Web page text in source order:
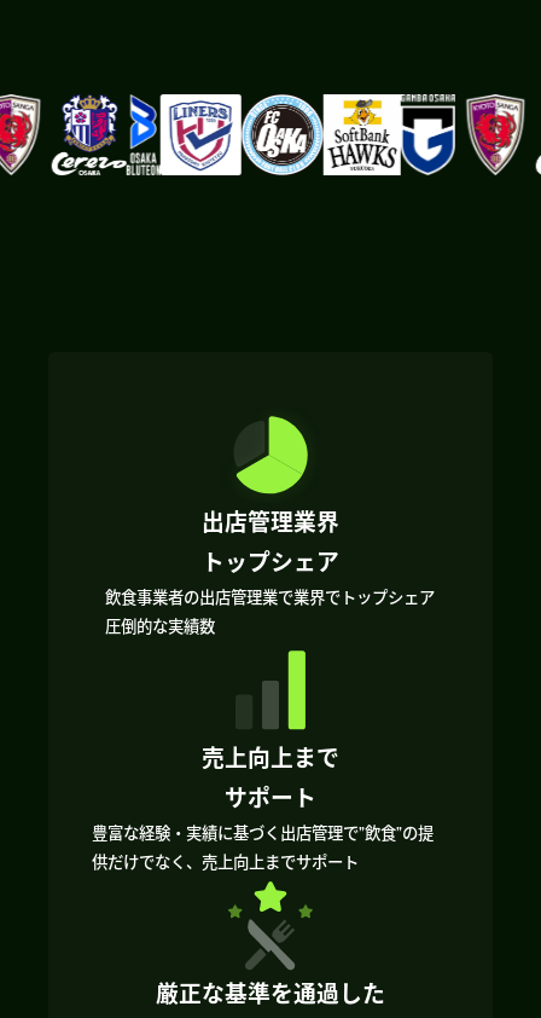
出店管理業界
トップシェア
飲食事業者の出店管理業で業界でトップシェア
圧倒的な実績数
売上向上まで
サポート
豊富な経験・実績に基づく出店管理で”飲食”の提
供だけでなく、売上向上までサポート
厳正な基準を通過した